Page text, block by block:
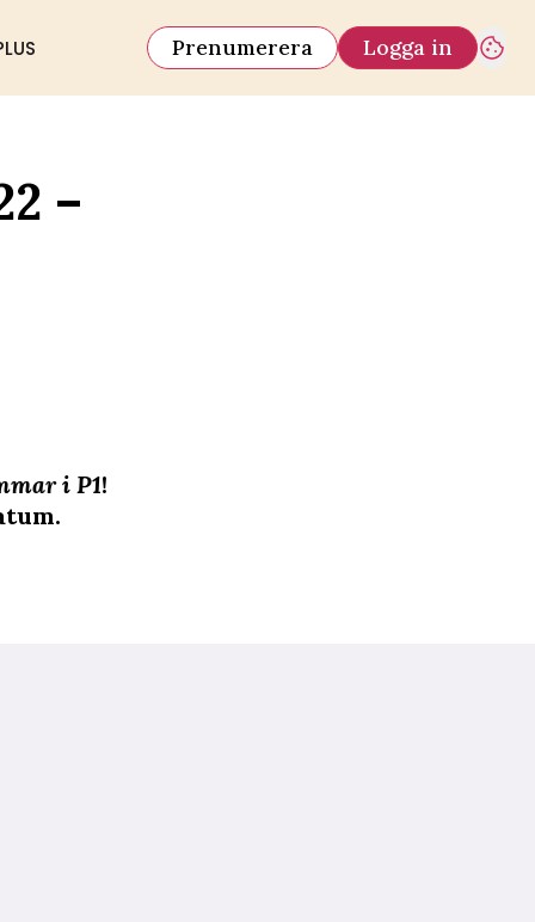
Prenumerera Logga in
–
i P1!